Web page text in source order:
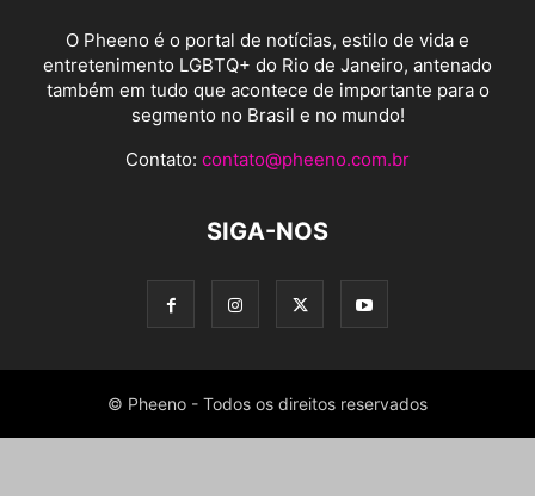
O Pheeno é o portal de notícias, estilo de vida e
entretenimento LGBTQ+ do Rio de Janeiro, antenado
também em tudo que acontece de importante para o
segmento no Brasil e no mundo!
Contato: contato@pheeno.com.br
SIGA-NOS
© Pheeno - Todos os direitos reservados